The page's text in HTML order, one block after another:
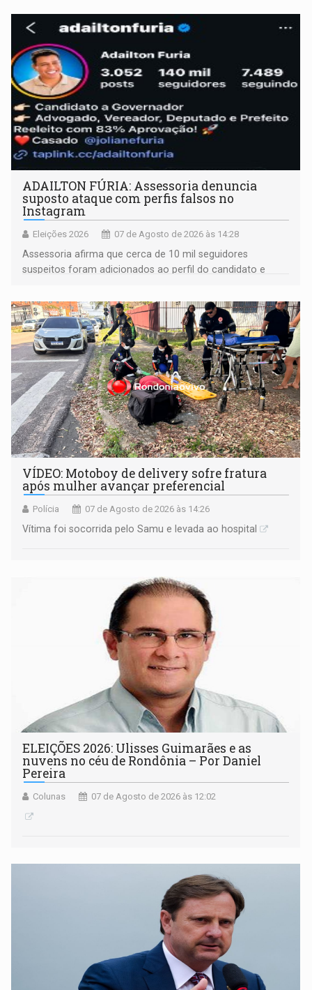
ADAILTON FÚRIA: Assessoria denuncia
suposto ataque com perfis falsos no
Instagram
Eleições 2026 07 de Agosto de 2026 às 14:28
Assessoria afirma que cerca de 10 mil seguidores
suspeitos foram adicionados ao perfil do candidato e
remover as contas
VÍDEO: Motoboy de delivery sofre fratura
após mulher avançar preferencial
Polícia 07 de Agosto de 2026 às 14:26
Vítima foi socorrida pelo Samu e levada ao hospital
ELEIÇÕES 2026: Ulisses Guimarães e as
nuvens no céu de Rondônia – Por Daniel
Pereira
Colunas 07 de Agosto de 2026 às 12:02